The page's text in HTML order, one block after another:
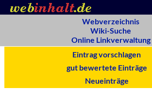
Webverzeichnis
Wiki-Suche
Online Linkverwaltung
Eintrag vorschlagen
gut bewertete Einträge
Neueinträge